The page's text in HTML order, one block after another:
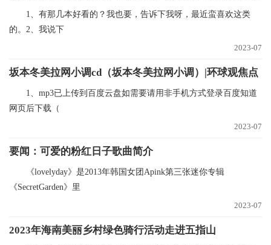
1、有那几本好看的？我也要，告诉下我呀，最近蛮喜欢这类
的。2、我说下
2023-07
坂本冬美拉网小调cd（坂本冬美拉网小调）|环球观焦点
1、mp3已上传到百度云盘如需要请用非手机方式登录百度知道
网页后下载（
2023-07
要闻：可爱的粉红日子歌曲简介
《lovelyday》是2013年韩国女团Apink第三张迷你专辑
《SecretGarden》里
2023-07
2023年海南美丽乡村绿色骑行活动走进五指山